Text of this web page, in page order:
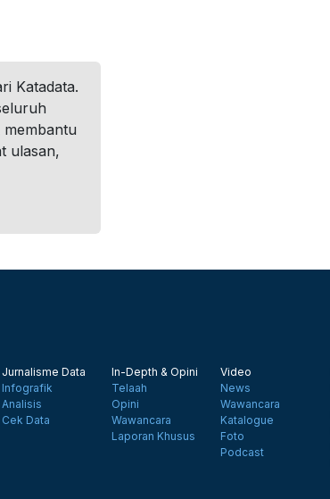
Katadata.
ulasan,
Jurnalisme Data
Infografik
Analisis
Cek Data
In-Depth & Opini
Telaah
Opini
Wawancara
Laporan Khusus
Video
News
Wawancara
Katalogue
Foto
Podcast